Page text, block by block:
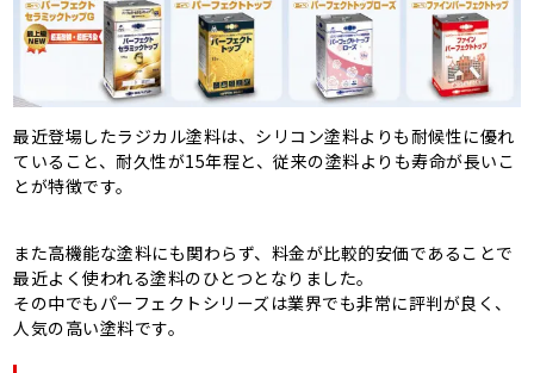
最近登場したラジカル塗料は、シリコン塗料よりも耐候性に優れ
ていること、耐久性が15年程と、従来の塗料よりも寿命が長いこ
とが特徴です。
また高機能な塗料にも関わらず、料金が比較的安価であることで
最近よく使われる塗料のひとつとなりました。
その中でもパーフェクトシリーズは業界でも非常に評判が良く、
人気の高い塗料です。